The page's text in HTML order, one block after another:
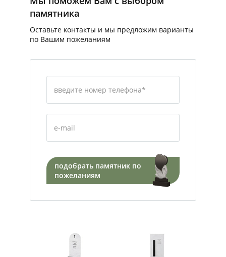
памятника
Оставьте контакты и мы предложим варианты
по Вашим пожеланиям
подобрать памятник по
пожеланиям